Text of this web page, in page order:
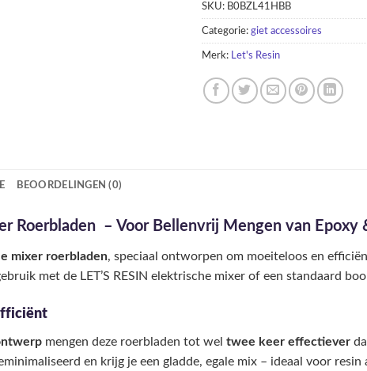
SKU: B0BZL41HBB
Categorie: giet accessoires
Merk: Let's Resin
BEOORDELINGEN (0)
Roerbladen – Voor Bellenvrij Mengen van Epoxy
mixer roerbladen, speciaal ontworpen om moeiteloos en
met de LET’S RESIN elektrische mixer of een standaard
mengen deze roerbladen tot wel twee keer effectiever
en krijg je een gladde, egale mix – ideaal voor